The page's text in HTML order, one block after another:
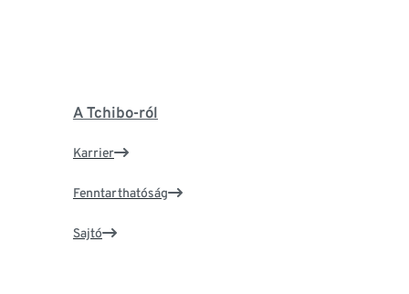
A Tchibo-ról
Karrier
Fenntarthatóság
Sajtó